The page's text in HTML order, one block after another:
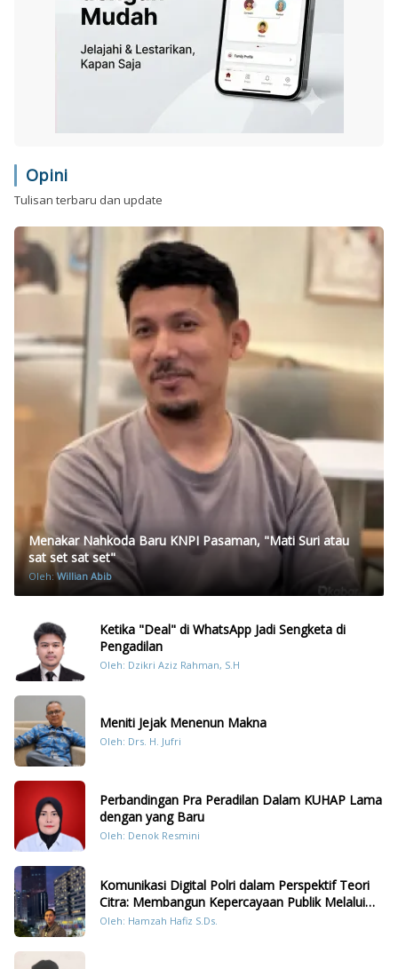
Opini
Tulisan terbaru dan update
Menakar Nahkoda Baru KNPI Pasaman, "Mati Suri atau
sat set sat set"
Oleh:Willian Abib
Ketika "Deal" di WhatsApp Jadi Sengketa di
Pengadilan
Oleh: Dzikri Aziz Rahman, S.H
Meniti Jejak Menenun Makna
Oleh: Drs. H. Jufri
Perbandingan Pra Peradilan Dalam KUHAP Lama
dengan yang Baru
Oleh: Denok Resmini
Komunikasi Digital Polri dalam Perspektif Teori
Citra: Membangun Kepercayaan Publik Melalui
Konten Humanis Kesiapsiagaan Bencana di
Oleh: Hamzah Hafiz S.Ds.